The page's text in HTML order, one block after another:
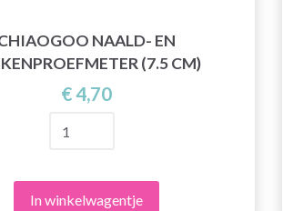
NAALD- EN
(7.5 CM)
€ 4,70
In winkelwagentje